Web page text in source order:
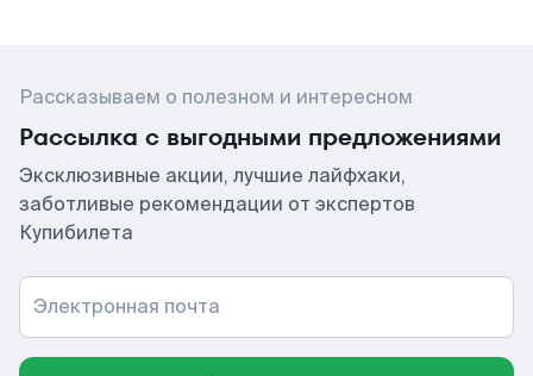
Рассказываем о полезном и интересном
Рассылка с выгодными предложениями
Эксклюзивные акции, лучшие лайфхаки,
заботливые рекомендации от экспертов
Купибилета
Электронная почта